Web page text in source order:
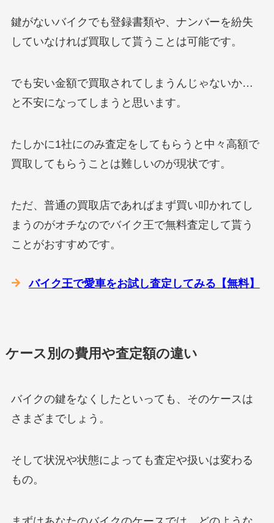
鍵がないバイクでも登録書類や、ナンバーを紛失
していなければ買取して貰うことは可能です。
でも安い金額で買取されてしまうんじゃないか…
と不安になってしまうと思います。
たしかに1社にのみ査定をしてもらうと中々高額で
買取してもらうことは難しいのが現状です。
ただ、普通の買取店であればまず買い叩かれてし
まうのがオチなのでバイク王で無料査定して貰う
ことがおすすめです。
バイク王で愛車をお試し査定してみる【無料】
ケース別の費用や査定額の違い
バイクの鍵をなくしたといっても、そのケースは
さまざまでしょう。
そして状況や状態によっても査定や扱いは変わる
もの。